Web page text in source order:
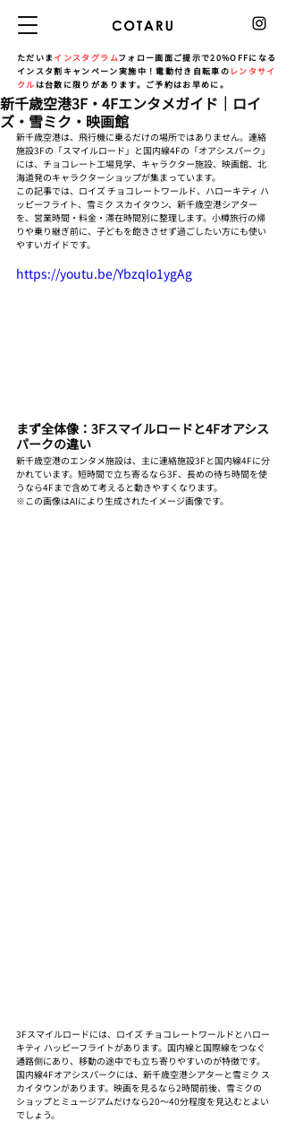
ただいま インスタグラムフォロー画面ご提示で20%OFFになる
インスタ割キャンペーン実施中！電動付き自転車の レンタサイ
クル は台数に限りがあります。ご予約はお早めに。
新千歳空港3F・4Fエンタメガイド｜ロイ
ズ・雪ミク・映画館
新千歳空港は、飛行機に乗るだけの場所ではありません。連絡
施設3Fの「スマイルロード」と国内線4Fの「オアシスパーク」
には、チョコレート工場見学、キャラクター施設、映画館、北
海道発のキャラクターショップが集まっています。
この記事では、ロイズ チョコレートワールド、ハローキティ ハ
ッピーフライト、雪ミク スカイタウン、新千歳空港シアター
を、営業時間・料金・滞在時間別に整理します。小樽旅行の帰
りや乗り継ぎ前に、子どもを飽きさせず過ごしたい方にも使い
やすいガイドです。
https://youtu.be/YbzqIo1ygAg
まず全体像：3Fスマイルロードと4Fオアシス
パークの違い
新千歳空港のエンタメ施設は、主に連絡施設3Fと国内線4Fに分
かれています。短時間で立ち寄るなら3F、長めの待ち時間を使
うなら4Fまで含めて考えると動きやすくなります。
※この画像はAIにより生成されたイメージ画像です。
3Fスマイルロードには、ロイズ チョコレートワールドとハロー
キティ ハッピーフライトがあります。国内線と国際線をつなぐ
通路側にあり、移動の途中でも立ち寄りやすいのが特徴です。
国内線4Fオアシスパークには、新千歳空港シアターと雪ミク ス
カイタウンがあります。映画を見るなら2時間前後、雪ミクの
ショップとミュージアムだけなら20〜40分程度を見込むとよい
でしょう。